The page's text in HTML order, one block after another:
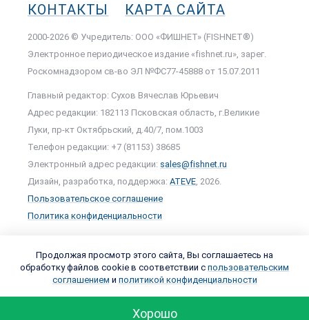
КОНТАКТЫ
КАРТА САЙТА
2000-2026 © Учредитель: ООО «ФИШНЕТ» (FISHNET®)
Электронное периодическое издание «fishnet.ru», зарег.
Роскомнадзором cв-во ЭЛ №ФС77-45888 от 15.07.2011
Главный редактор: Сухов Вячеслав Юрьевич
Адрес редакции: 182113 Псковская область, г.Великие
Луки, пр-кт Октябрьский, д.40/7, пом.1003
Телефон редакции: +7 (81153) 38685
Электронный адрес редакции: sales@fishnet.ru
Дизайн, разработка, поддержка: ATEVE , 2026.
Пользовательское соглашение
Политика конфиденциальности
Продолжая просмотр этого сайта, Вы соглашаетесь на
обработку файлов cookie в соответствии с пользовательским
соглашением и политикой конфиденциальности
Хорошо